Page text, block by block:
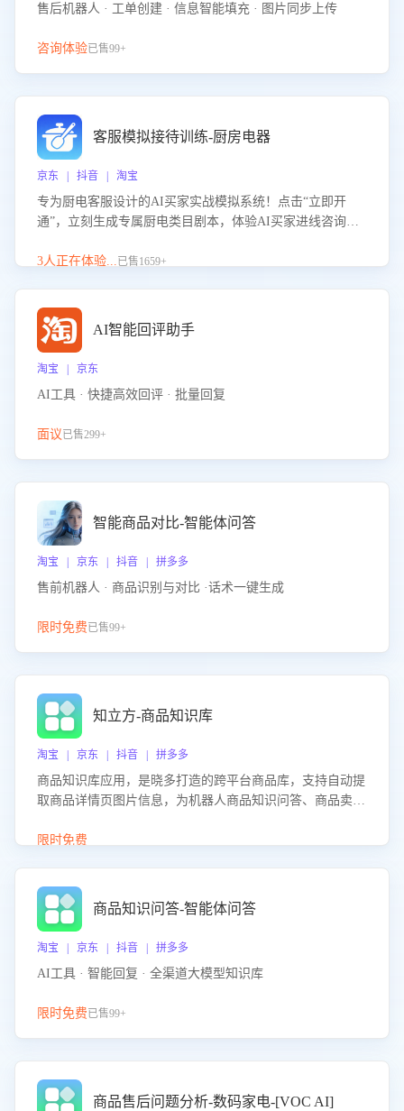
售后机器人 · 工单创建 · 信息智能填充 · 图片同步上传
咨询体验已售99+
客服模拟接待训练-厨房电器
京东 | 抖音 | 淘宝
专为厨电客服设计的AI买家实战模拟系统！点击“立即开
通”，立刻生成专属厨电类目剧本，体验AI买家进线咨询真
实场景应对技巧！
3人正在体验...已售1659+
AI智能回评助手
淘宝 | 京东
AI工具 · 快捷高效回评 · 批量回复
面议已售299+
智能商品对比-智能体问答
淘宝 | 京东 | 抖音 | 拼多多
售前机器人 · 商品识别与对比 ·话术一键生成
限时免费已售99+
知立方-商品知识库
淘宝 | 京东 | 抖音 | 拼多多
商品知识库应用，是晓多打造的跨平台商品库，支持自动提
取商品详情页图片信息，为机器人商品知识问答、商品卖点
限时免费
商品知识问答-智能体问答
淘宝 | 京东 | 抖音 | 拼多多
AI工具 · 智能回复 · 全渠道大模型知识库
限时免费已售99+
商品售后问题分析-数码家电-[VOC AI]